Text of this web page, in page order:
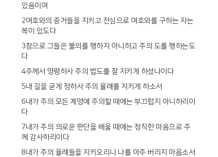
있음이여
2여호와의 증거들을 지키고 전심으로 여호와를 구하는 자는
복이 있도다
3참으로 그들은 불의를 행하지 아니하고 주의 도를 행하는도
다
4주께서 명령하사 주의 법도를 잘 지키게 하셨나이다
5내 길을 굳게 정하사 주의 율례를 지키게 하소서
6내가 주의 모든 계명에 주의할 때에는 부끄럽지 아니하리이
다
7내가 주의 의로운 판단을 배울 때에는 정직한 마음으로 주
께 감사하리이다
8내가 주의 율례들을 지키오리니 나를 아주 버리지 마옵소서